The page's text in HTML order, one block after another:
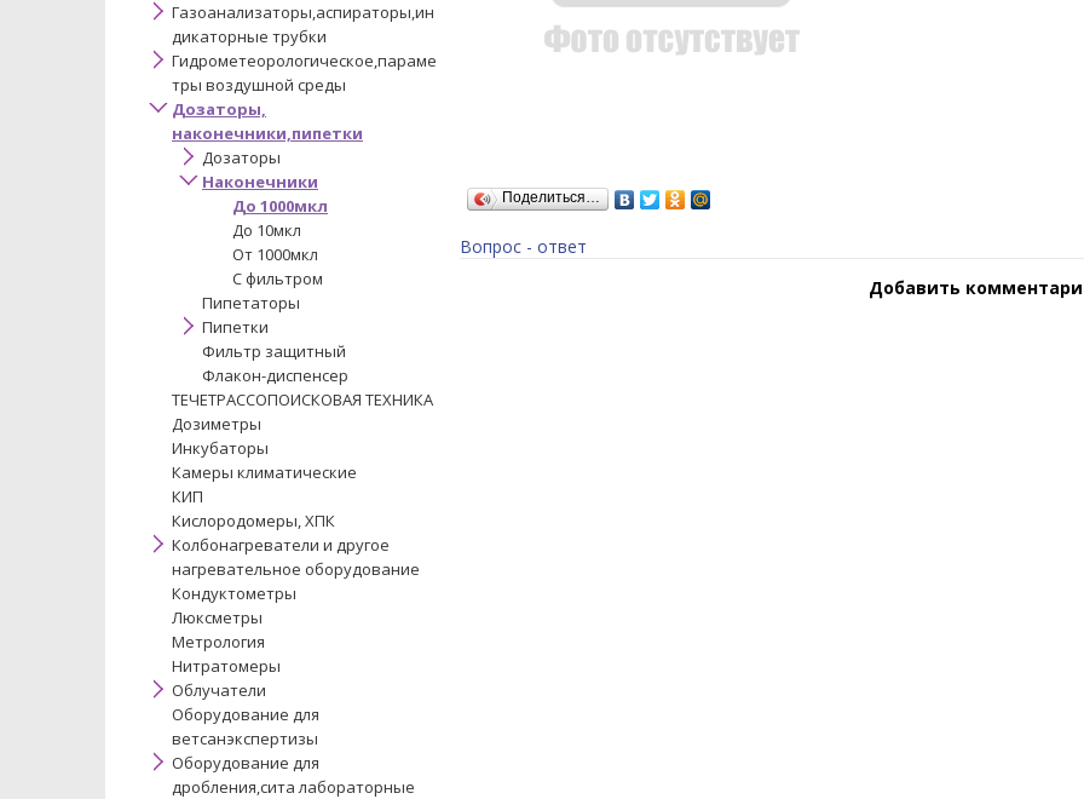
Газоанализаторы,аспираторы,ин
дикаторные трубки
Гидрометеорологическое,параме
тры воздушной среды
Дозаторы,
наконечники,пипетки
Дозаторы
Наконечники
До 1000мкл
До 10мкл
От 1000мкл
С фильтром
Пипетаторы
Пипетки
Фильтр защитный
Флакон-диспенсер
ТЕЧЕТРАССОПОИСКОВАЯ ТЕХНИКА
Дозиметры
Инкубаторы
Камеры климатические
КИП
Кислородомеры, ХПК
Колбонагреватели и другое
нагревательное оборудование
Кондуктометры
Люксметры
Метрология
Нитратомеры
Облучатели
Оборудование для
ветсанэкспертизы
Оборудование для
дробления,сита лабораторные
Поделиться…
Вопрос - ответ
Добавить